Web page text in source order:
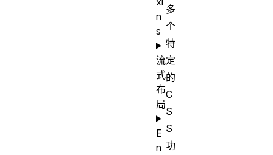
多
个
特
定
的
C
S
S
功
n
s
流
式
布
局
E
n